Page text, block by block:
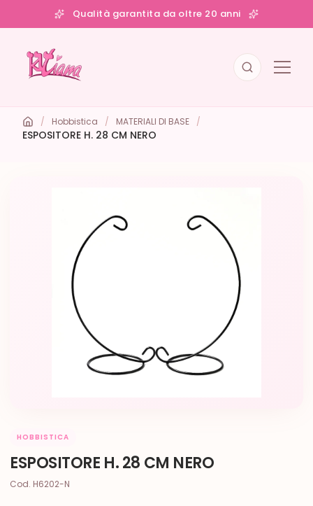
Qualità garantita da oltre 20 anni
/ Hobbistica / MATERIALI DI BASE /
ESPOSITORE H. 28 CM NERO
HOBBISTICA
ESPOSITORE H. 28 CM NERO
Cod. H6202-N